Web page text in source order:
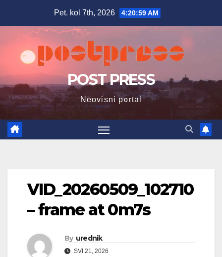
Pet. kol 7th, 2026 4:21:00 AM
POST PRESS
Neovisni portal
VID_20260509_102710
– frame at 0m7s
By urednik
SVI 21, 2026